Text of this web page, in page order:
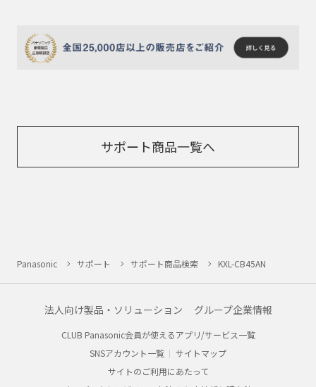
サポート商品一覧へ
Panasonic サポート サポート商品検索 KXL-CB45AN
法人向け製品・ソリューション グループ企業情報
CLUB Panasonic会員が使えるアプリ/サービス一覧
SNSアカウント一覧
サイトマップ
サイトのご利用にあたって